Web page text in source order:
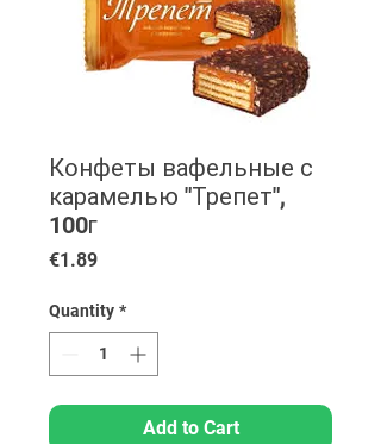
Конфеты вафельные с
карамелью "Трепет",
100г
€1.89Price
Quantity *
Add to Cart